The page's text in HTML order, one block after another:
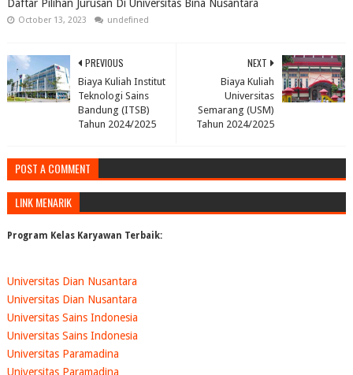
Daftar Pilihan Jurusan Di Universitas Bina Nusantara
October 13, 2023 undefined
NEXT
Biaya Kuliah
Universitas
Semarang (USM)
Tahun 2024/2025
PREVIOUS
Biaya Kuliah Institut
Teknologi Sains
Bandung (ITSB)
Tahun 2024/2025
POST A COMMENT
LINK MENARIK
Program Kelas Karyawan Terbaik:
Universitas Dian Nusantara
Universitas Dian Nusantara
Universitas Sains Indonesia
Universitas Sains Indonesia
Universitas Paramadina
Universitas Paramadina